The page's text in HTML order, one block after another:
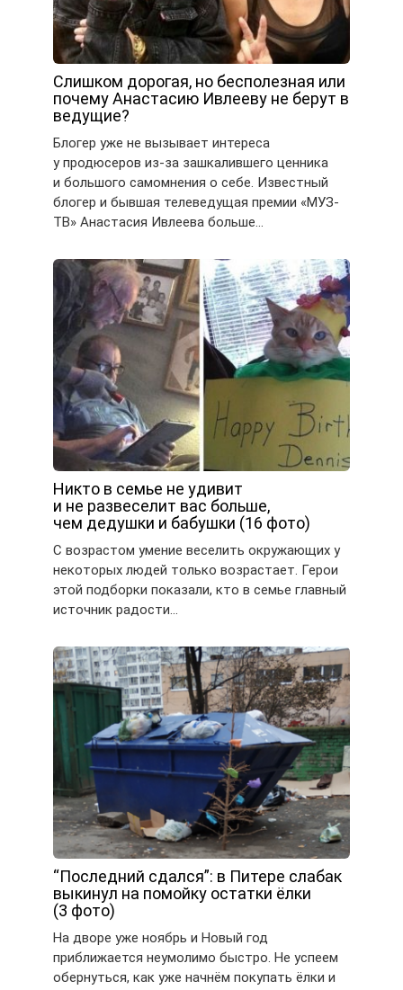
Слишком дорогая, но бесполезная или
почему Анастасию Ивлееву не берут в
ведущие?
Блогер уже не вызывает интереса
у продюсеров из-за зашкалившего ценника
и большого самомнения о себе. Известный
блогер и бывшая телеведущая премии «МУЗ-
ТВ» Анастасия Ивлеева больше…
Никто в семье не удивит
и не развеселит вас больше,
чем дедушки и бабушки (16 фото)
С возрастом умение веселить окружающих у
некоторых людей только возрастает. Герои
этой подборки показали, кто в семье главный
источник радости…
“Последний сдался”: в Питере слабак
выкинул на помойку остатки ёлки
(3 фото)
На дворе уже ноябрь и Новый год
приближается неумолимо быстро. Не успеем
обернуться, как уже начнём покупать ёлки и